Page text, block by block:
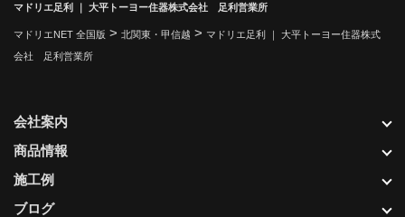
マドリエ足利 ｜ 大平トーヨー住器株式会社 足利営業所
マドリエNET 全国版 > 北関東・甲信越 > マドリエ足利 ｜ 大平トーヨー住器株式
会社 足利営業所
会社案内
商品情報
施工例
ブログ